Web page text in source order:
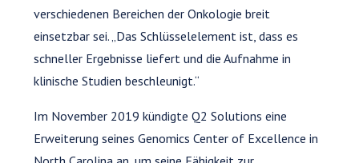
verschiedenen Bereichen der Onkologie breit
einsetzbar sei. „Das Schlüsselelement ist, dass es
schneller Ergebnisse liefert und die Aufnahme in
klinische Studien beschleunigt.“
Im November 2019 kündigte Q2 Solutions eine
Erweiterung seines Genomics Center of Excellence in